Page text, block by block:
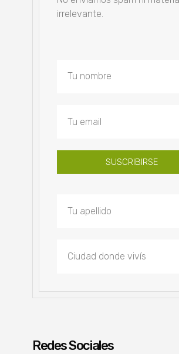
irrelevante.
SUSCRIBIRSE
Redes Sociales